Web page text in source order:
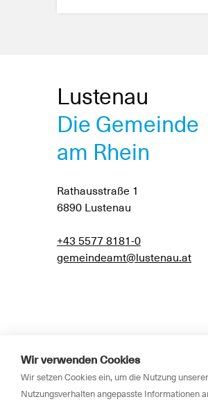
Wir verwenden Cookies
Wir setzen Cookies ein, um die Nutzung
Nutzungsverhalten angepasste Informationen
Lustenau
Die Gemeinde
am Rhein
Rathausstraße 1
6890 Lustenau
+43 5577 8181-0
gemeindeamt@lustenau.at
© Marktgemeinde Lustenau